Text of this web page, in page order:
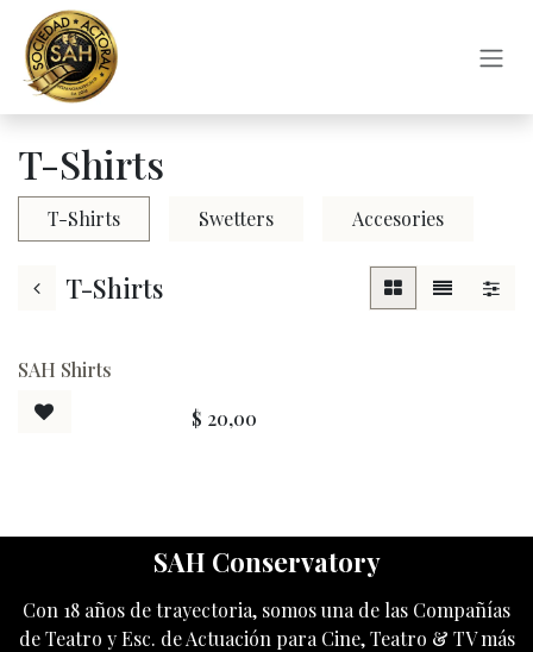
Ir al contenido
T-Shirts
T-Shirts Swetters Accesories
T-Shirts
SAH Shirts
$ 20,00
SAH Conservatory
Con 18 años de trayectoria, somos una de las Compañías
de Teatro y Esc. de Actuación para Cine, Teatro & TV más